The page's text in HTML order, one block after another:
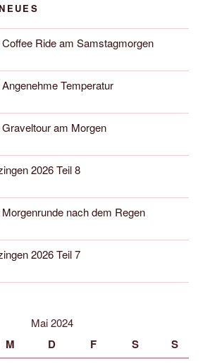
Ride am Samstagmorgen
Temperatur
am Morgen
2026 Teil 8
nach dem Regen
2026 Teil 7
Mai 2024
M D F S S